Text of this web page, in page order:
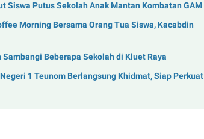
Siswa Putus Sekolah Anak Mantan Kombatan GAM
Morning Bersama Orang Tua Siswa, Kacabdin
Beberapa Sekolah di Kluet Raya
1 Teunom Berlangsung Khidmat, Siap Perkuat